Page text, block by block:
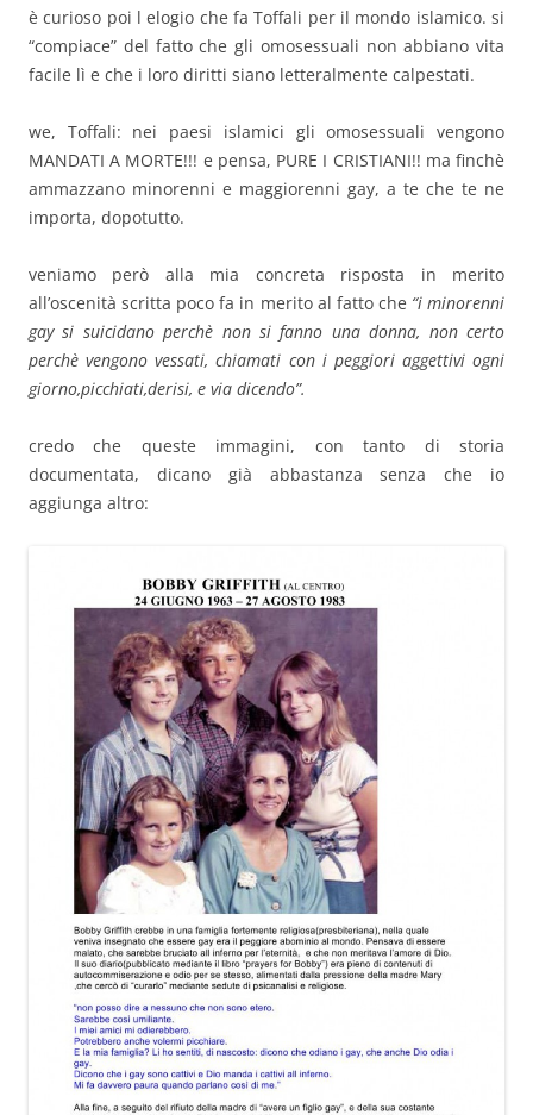
è curioso poi l elogio che fa Toffali per il mondo islamico. si
“compiace” del fatto che gli omosessuali non abbiano vita
facile lì e che i loro diritti siano letteralmente calpestati.
we, Toffali: nei paesi islamici gli omosessuali vengono
MANDATI A MORTE!!! e pensa, PURE I CRISTIANI!! ma finchè
ammazzano minorenni e maggiorenni gay, a te che te ne
importa, dopotutto.
veniamo però alla mia concreta risposta in merito
all’oscenità scritta poco fa in merito al fatto che “i minorenni
gay si suicidano perchè non si fanno una donna, non certo
perchè vengono vessati, chiamati con i peggiori aggettivi ogni
giorno,picchiati,derisi, e via dicendo”.
credo che queste immagini, con tanto di storia
documentata, dicano già abbastanza senza che io
aggiunga altro: